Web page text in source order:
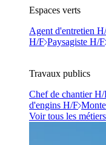
Espaces verts
Agent d'entretien
H/F Paysagiste H/F
Travaux publics
Chef de chantier H/
d'engins H/F
Voir tous les métiers